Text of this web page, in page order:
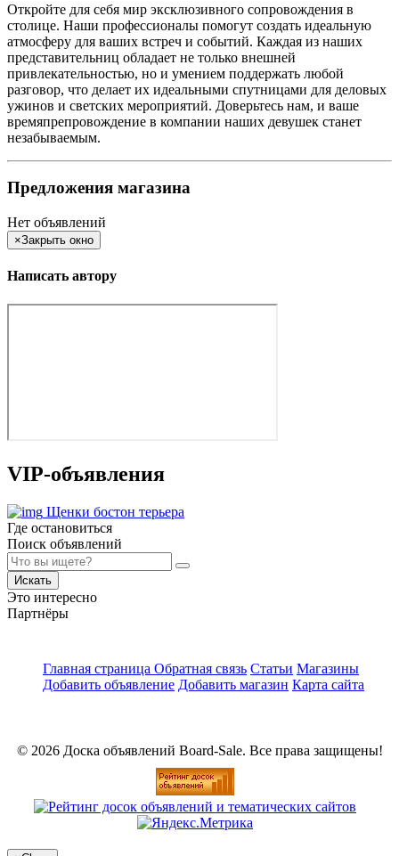
Откройте для себя мир эксклюзивного сопровождения в
столице. Наши профессионалы помогут создать идеальную
атмосферу для ваших встреч и событий. Каждая из наших
представительниц обладает не только внешней
привлекательностью, но и умением поддержать любой
разговор, что делает их идеальными спутницами для деловых
ужинов и светских мероприятий. Доверьтесь нам, и ваше
времяпрепровождение в компании наших девушек станет
незабываемым.
Предложения магазина
Нет объявлений
×Закрыть окно
Написать автору
VIP-объявления
Щенки бостон терьера
Где остановиться
Поиск объявлений
Искать
Это интересно
Партнёры
Главная страница Обратная связь Статьи Магазины
Добавить объявление Добавить магазин Карта сайта
© 2026 Доска объявлений Board-Sale. Все права защищены!